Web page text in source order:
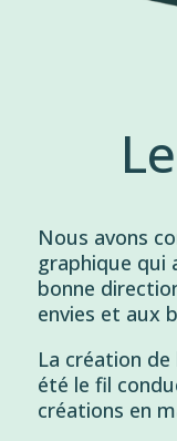
Nous avons
graphique qui
bonne
envies et aux
La création
été le fil
créations en